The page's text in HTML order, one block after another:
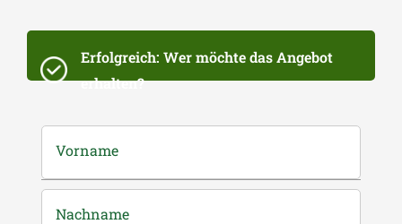
Erfolgreich: Wer möchte das Angebot
erhalten?
Vorname
Nachname